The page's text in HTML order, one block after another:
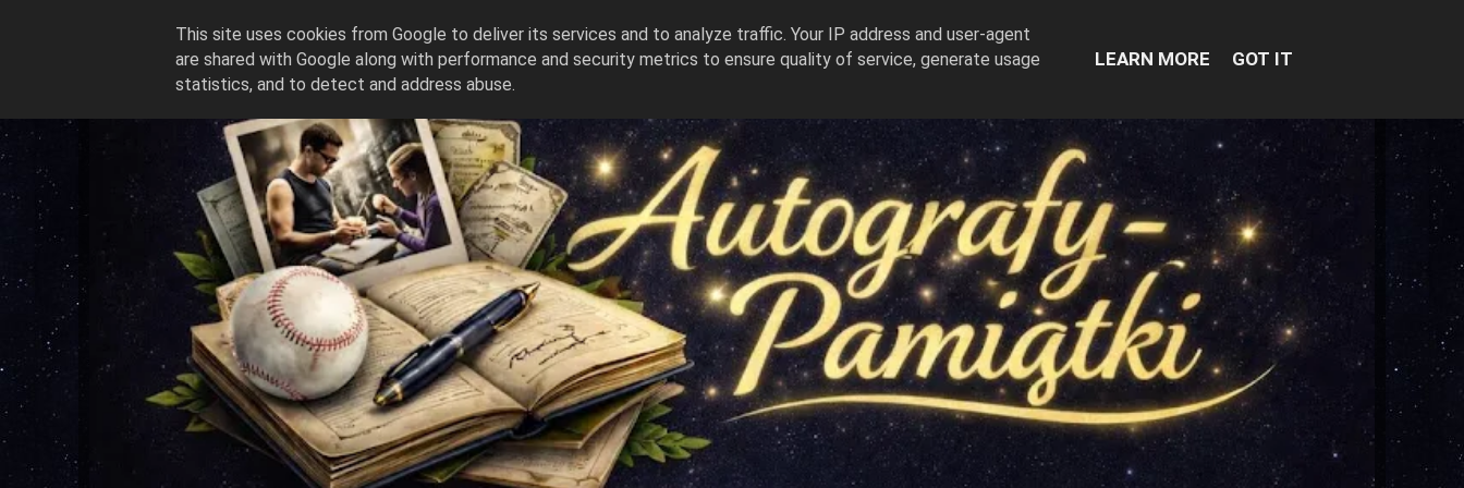
This site uses cookies from Google to deliver its services and to analyze traffic. Your IP address and user-agent
are shared with Google along with performance and security metrics to ensure quality of service, generate usage
statistics, and to detect and address abuse.
LEARN MORE GOT IT